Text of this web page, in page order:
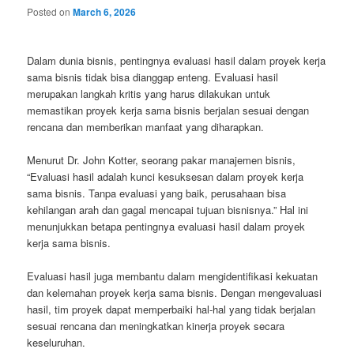
Posted onMarch 6, 2026
Dalam dunia bisnis, pentingnya evaluasi hasil dalam proyek kerja
sama bisnis tidak bisa dianggap enteng. Evaluasi hasil
merupakan langkah kritis yang harus dilakukan untuk
memastikan proyek kerja sama bisnis berjalan sesuai dengan
rencana dan memberikan manfaat yang diharapkan.
Menurut Dr. John Kotter, seorang pakar manajemen bisnis,
“Evaluasi hasil adalah kunci kesuksesan dalam proyek kerja
sama bisnis. Tanpa evaluasi yang baik, perusahaan bisa
kehilangan arah dan gagal mencapai tujuan bisnisnya.” Hal ini
menunjukkan betapa pentingnya evaluasi hasil dalam proyek
kerja sama bisnis.
Evaluasi hasil juga membantu dalam mengidentifikasi kekuatan
dan kelemahan proyek kerja sama bisnis. Dengan mengevaluasi
hasil, tim proyek dapat memperbaiki hal-hal yang tidak berjalan
sesuai rencana dan meningkatkan kinerja proyek secara
keseluruhan.